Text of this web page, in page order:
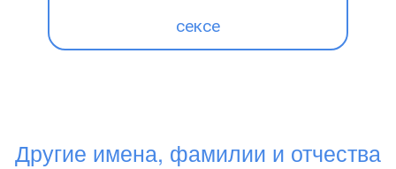
сексе
Другие имена, фамилии и отчества